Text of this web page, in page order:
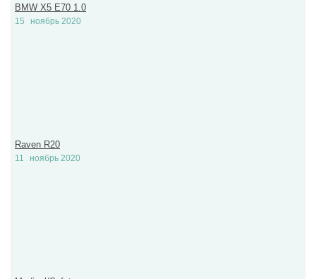
BMW X5 E70 1.0
15 ноябрь 2020
Raven R20
11 ноябрь 2020